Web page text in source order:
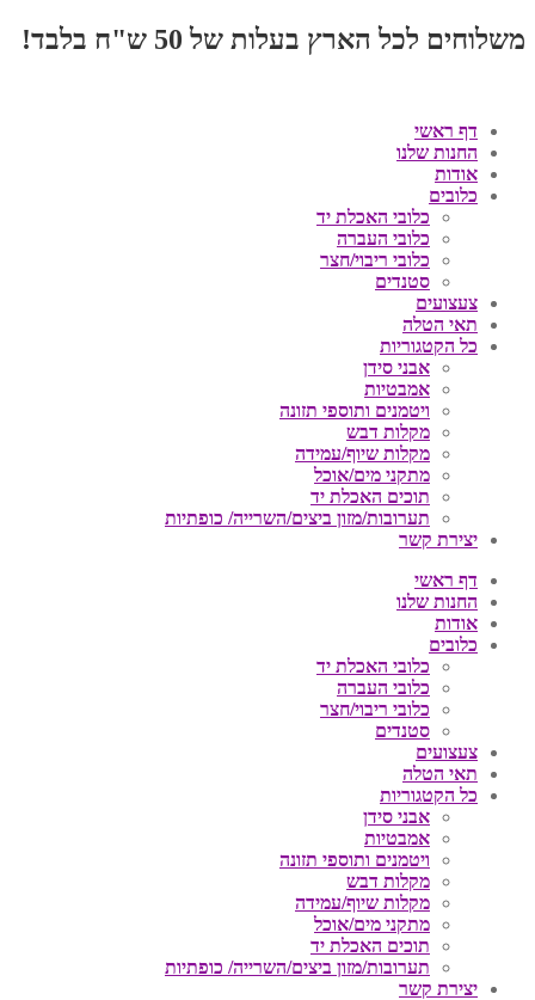
משלוחים לכל הארץ בעלות של 50 ש"ח בלבד!
דף ראשי
החנות שלנו
אודות
כלובים
כלובי האכלת יד
כלובי העברה
כלובי ריבוי/חצר
סטנדים
צעצועים
תאי הטלה
כל הקטגוריות
אבני סידן
אמבטיות
ויטמנים ותוספי תזונה
מקלות דבש
מקלות שיוף/עמידה
מתקני מים/אוכל
תוכים האכלת יד
תערובות/מזון ביצים/השרייה/ כופתיות
יצירת קשר
דף ראשי
החנות שלנו
אודות
כלובים
כלובי האכלת יד
כלובי העברה
כלובי ריבוי/חצר
סטנדים
צעצועים
תאי הטלה
כל הקטגוריות
אבני סידן
אמבטיות
ויטמנים ותוספי תזונה
מקלות דבש
מקלות שיוף/עמידה
מתקני מים/אוכל
תוכים האכלת יד
תערובות/מזון ביצים/השרייה/ כופתיות
יצירת קשר